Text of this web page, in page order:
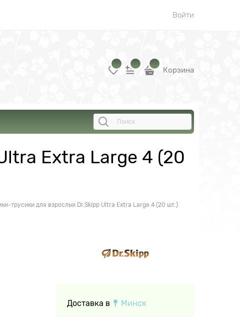
Войти
Корзина
Extra Large 4 (20
трусики для взрослых Dr.Skipp Ultra Extra Large 4 (20 шт.)
Доставка в Минск